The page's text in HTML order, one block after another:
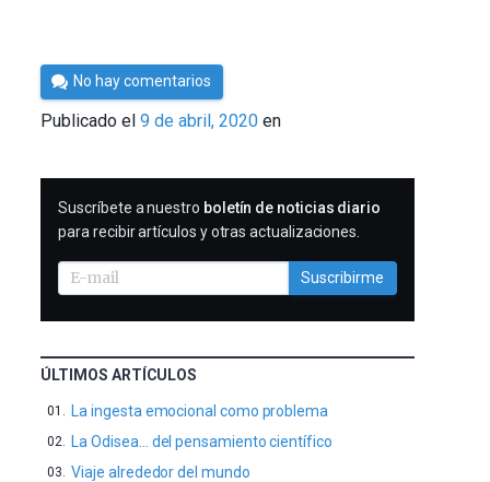
Por
César
Tomé
No hay comentarios
Publicado el9 de abril, 2020 en
SUSCRIBIRME
Suscríbete a nuestro boletín de noticias diario
para recibir artículos y otras actualizaciones.
Suscribirme
ÚLTIMOS ARTÍCULOS
La ingesta emocional como problema
La Odisea… del pensamiento científico
Viaje alrededor del mundo